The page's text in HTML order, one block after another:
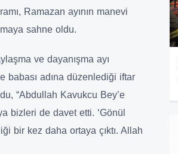
Ramazan ayının manevi
sahne oldu.
ve dayanışma ayı
babası adına düzenlediği iftar
“Abdullah Kavukcu Bey’e
bizleri de davet etti. ‘Gönül
bir kez daha ortaya çıktı. Allah